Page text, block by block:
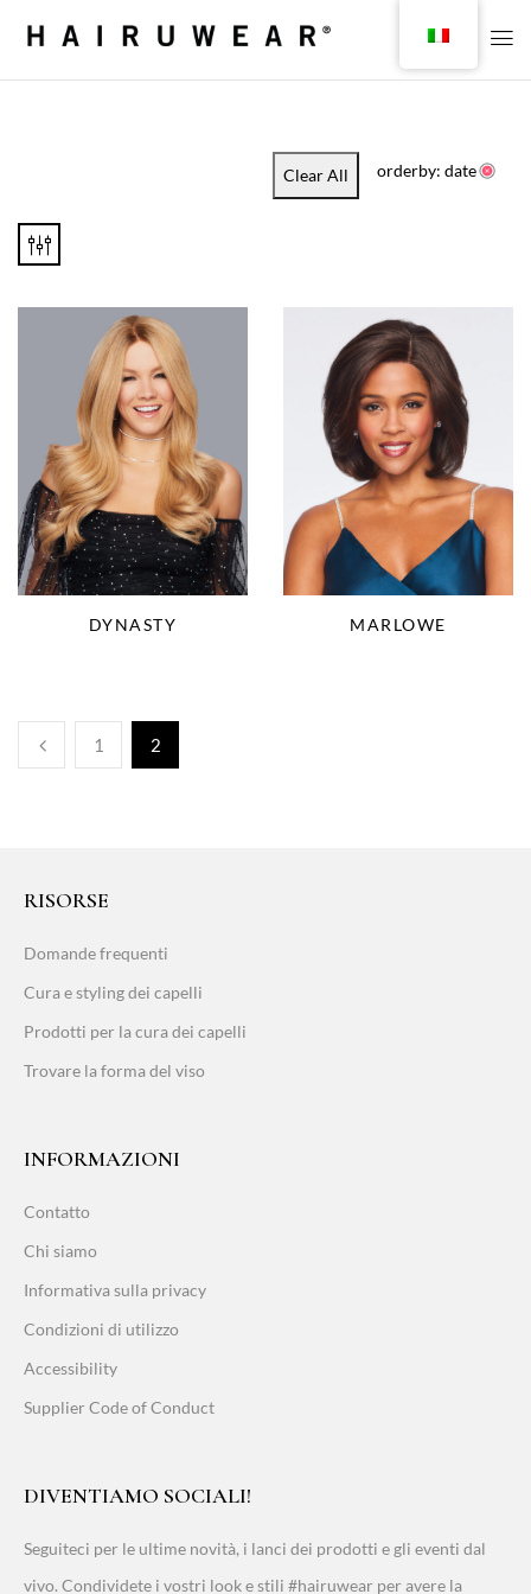
Clear All orderby: date
DYNASTY MARLOWE
1 2
RISORSE
Domande frequenti
Cura e styling dei capelli
Prodotti per la cura dei capelli
Trovare la forma del viso
INFORMAZIONI
Contatto
Chi siamo
Informativa sulla privacy
Condizioni di utilizzo
Accessibility
Supplier Code of Conduct
DIVENTIAMO SOCIALI!
Seguiteci per le ultime novità, i lanci dei prodotti e gli eventi dal
vivo. Condividete i vostri look e stili #hairuwear per avere la